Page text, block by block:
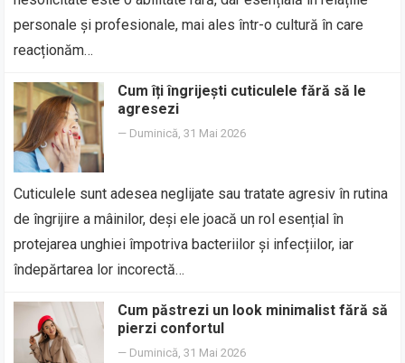
personale și profesionale, mai ales într-o cultură în care
reacționăm…
Cum îți îngrijești cuticulele fără să le
agresezi
— Duminică, 31 Mai 2026
Cuticulele sunt adesea neglijate sau tratate agresiv în rutina
de îngrijire a mâinilor, deși ele joacă un rol esențial în
protejarea unghiei împotriva bacteriilor și infecțiilor, iar
îndepărtarea lor incorectă…
Cum păstrezi un look minimalist fără să
pierzi confortul
— Duminică, 31 Mai 2026